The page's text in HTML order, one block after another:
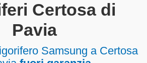
Certosa di
Pavia
Samsung a Certosa